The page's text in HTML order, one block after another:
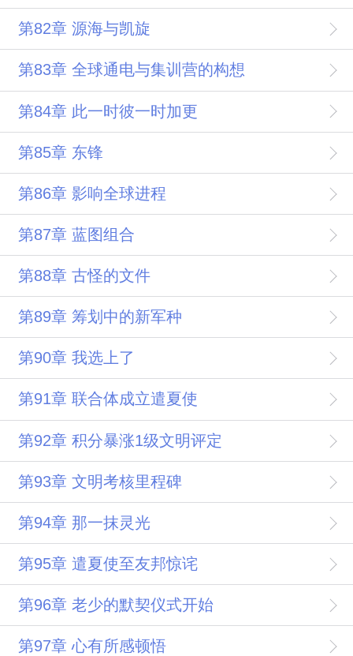
第82章 源海与凯旋
第83章 全球通电与集训营的构想
第84章 此一时彼一时加更
第85章 东锋
第86章 影响全球进程
第87章 蓝图组合
第88章 古怪的文件
第89章 筹划中的新军种
第90章 我选上了
第91章 联合体成立遣夏使
第92章 积分暴涨1级文明评定
第93章 文明考核里程碑
第94章 那一抹灵光
第95章 遣夏使至友邦惊诧
第96章 老少的默契仪式开始
第97章 心有所感顿悟